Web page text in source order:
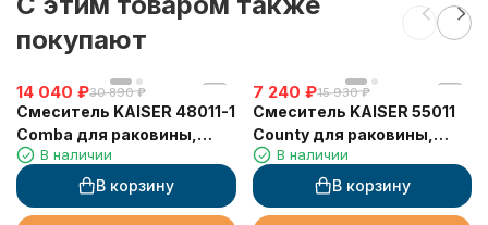
покупают
14 040 ₽30 890 ₽
Смеситель KAISER 48011-1
Comba для раковины,
бронзовый
В наличии
В корзину
7 240 ₽15 930 ₽
Смеситель KAISER 55011
County для раковины,
хромВ наличии
В корзину